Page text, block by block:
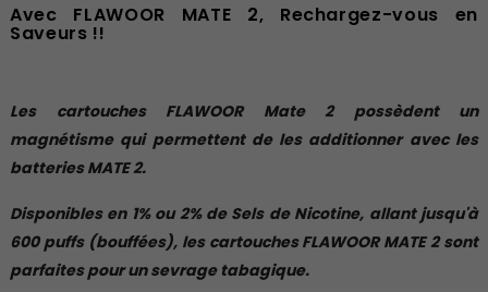
Avec FLAWOOR MATE 2, Rechargez-vous en
Saveurs !!
Les cartouches FLAWOOR Mate 2 possèdent un
magnétisme qui permettent de les additionner avec les
batteries MATE 2.
Disponibles en 1% ou 2% de Sels de Nicotine, allant jusqu'à
600 puffs (bouffées), les cartouches FLAWOOR MATE 2 sont
parfaites pour un sevrage tabagique.